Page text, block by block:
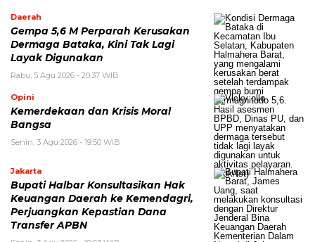
Daerah
Gempa 5,6 M Perparah Kerusakan
Dermaga Bataka, Kini Tak Lagi
Layak Digunakan
Rabu, 5 Agu 2026 - 20:37 WIB
Opini
Kemerdekaan dan Krisis Moral
Bangsa
Senin, 3 Agu 2026 - 19:50 WIB
Jakarta
Bupati Halbar Konsultasikan Hak
Keuangan Daerah ke Kemendagri,
Perjuangkan Kepastian Dana
Transfer APBN